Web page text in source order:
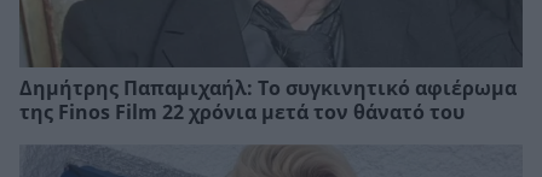
Δημήτρης Παπαμιχαήλ: Το συγκινητικό αφιέρωμα
της Finos Film 22 χρόνια μετά τον θάνατό του